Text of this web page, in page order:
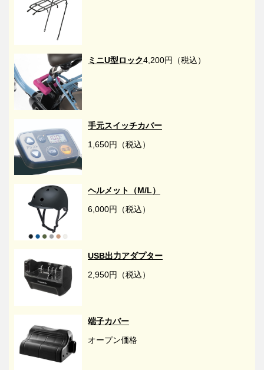
ミニU型ロック4,200円（税込）
手元スイッチカバー
1,650円（税込）
ヘルメット（M/L）
6,000円（税込）
USB出力アダプター
2,950円（税込）
端子カバー
オープン価格